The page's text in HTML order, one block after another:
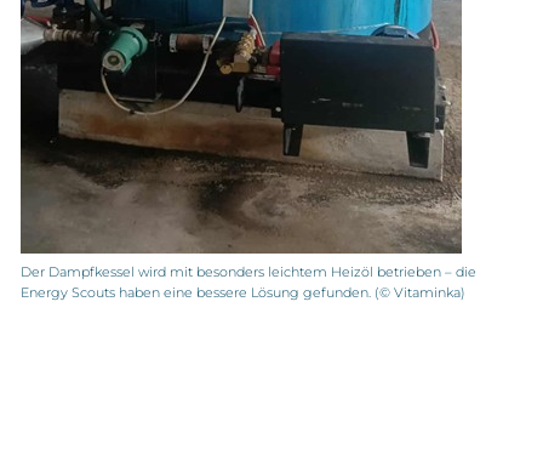
Der Dampfkessel wird mit besonders leichtem Heizöl betrieben – die
Energy Scouts haben eine bessere Lösung gefunden. (© Vitaminka)